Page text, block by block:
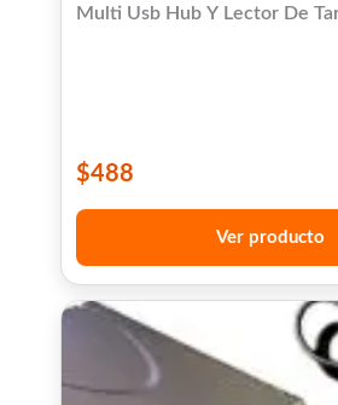
Multi Usb Hub Y Lector De
$488
Ver producto